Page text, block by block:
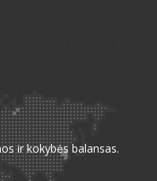
ir kokybės balansas.